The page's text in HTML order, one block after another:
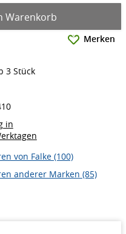
Warenkorb
Merken
3 Stück
in
von Falke (100)
anderer Marken (85)